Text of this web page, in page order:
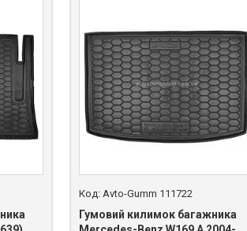
Avto-Gumm 111722
Гумовий килимок багажника